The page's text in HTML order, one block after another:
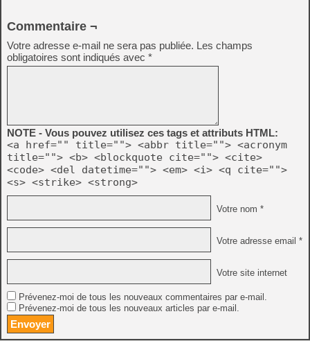
Commentaire ¬
Votre adresse e-mail ne sera pas publiée. Les champs
obligatoires sont indiqués avec *
NOTE - Vous pouvez utilisez ces tags et attributs HTML:
<a href="" title=""> <abbr title=""> <acronym
title=""> <b> <blockquote cite=""> <cite>
<code> <del datetime=""> <em> <i> <q cite="">
<s> <strike> <strong>
Votre nom *
Votre adresse email *
Votre site internet
Prévenez-moi de tous les nouveaux commentaires par e-mail.
Prévenez-moi de tous les nouveaux articles par e-mail.